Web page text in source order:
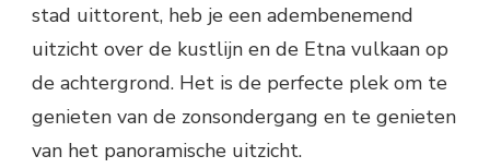
stad uittorent, heb je een adembenemend
uitzicht over de kustlijn en de Etna vulkaan op
de achtergrond. Het is de perfecte plek om te
genieten van de zonsondergang en te genieten
van het panoramische uitzicht.